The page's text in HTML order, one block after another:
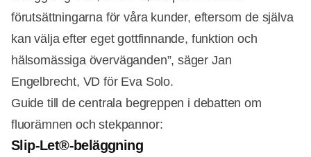
förutsättningarna för våra kunder, eftersom de själva
kan välja efter eget gottfinnande, funktion och
hälsomässiga överväganden”, säger Jan
Engelbrecht, VD för Eva Solo.
Guide till de centrala begreppen i debatten om
fluorämnen och stekpannor:
Slip-Let®-beläggning